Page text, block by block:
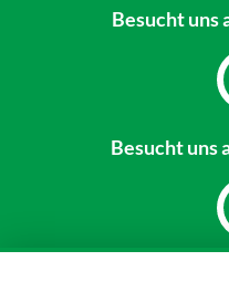
Besucht uns
Besucht uns